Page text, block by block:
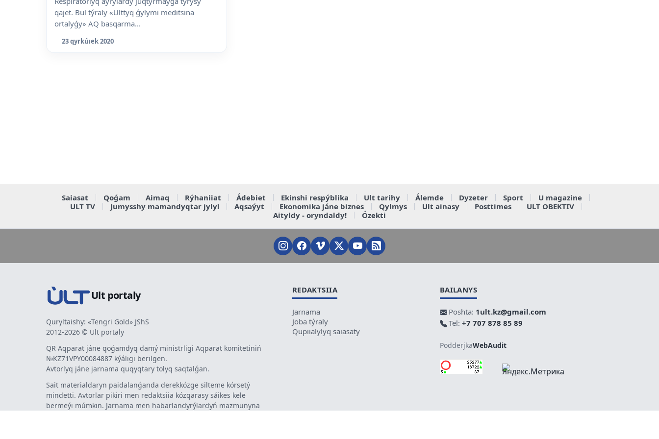
qajet. Bul týraly «Ulttyq ǵylymi meditsina
ortalyǵy» AQ basqarma...
23 qyrkúıek 2020
Saiasat Qoǵam Aimaq Rýhaniiat Ádebiet Ekinshi respýblika Ult tarihy Álemde Dyzeter Sport
U magazine
ULT TV
Jumysshy mamandyqtar jyly! Aqsaýyt Ekonomika jáne biznes Qylmys Ult ainasy Posttimes
ULT OBEKTIV
Aityldy - oryndaldy!
Ózekti
Ult portaly
Quryltaishy: «Tengri Gold» JShS
2012-2026 © Ult portaly
QR Aqparat jáne qoǵamdyq damý ministrligi Aqparat komitetiniń
№KZ71VPY00084887 kýáligi berilgen.
Avtorlyq jáne jarnama quqyqtary tolyq saqtalǵan.
Sait materialdaryn paidalanǵanda derekkózge silteme kórsetý
mindetti. Avtorlar pikiri men redaktsiia kózqarasy sáikes kele
bermeýi múmkin. Jarnama men habarlandyrýlardyń mazmunyna
REDAKTSIIA
Jarnama
Joba týraly
Qupiialylyq saiasaty
BAILANYS
Poshta: 1ult.kz@gmail.com
Tel: +7 707 878 85 89
PodderjkaWebAudit